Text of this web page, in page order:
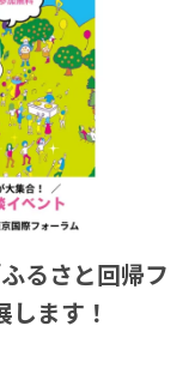
るさと回帰フ
ます！